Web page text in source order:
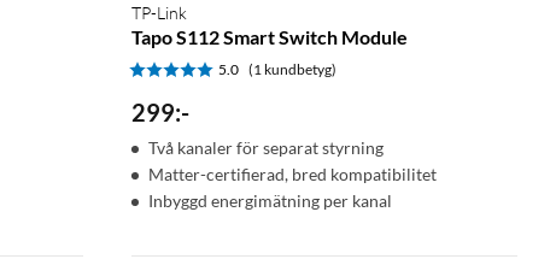
TP-Link
Tapo S112 Smart Switch Module
5.0 (1 kundbetyg)
299:-
Två kanaler för separat styrning
Matter-certifierad, bred kompatibilitet
Inbyggd energimätning per kanal